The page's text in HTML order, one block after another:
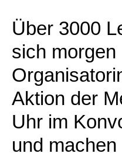
Über 3000
sich
Aktion der
Uhr im
und